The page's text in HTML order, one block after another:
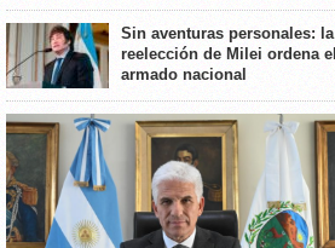
Sin aventuras personales: la
reelección de Milei ordena el
armado nacional